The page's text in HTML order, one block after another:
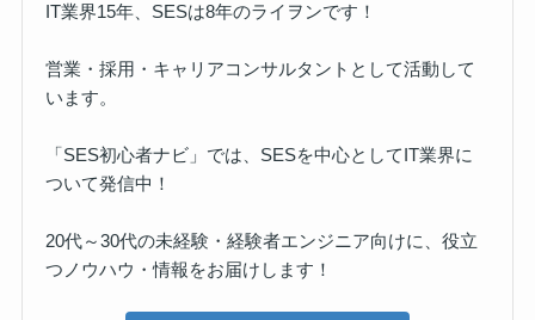
IT業界15年、SESは8年のライヲンです！
営業・採用・キャリアコンサルタントとして活動して
います。
「SES初心者ナビ」では、SESを中心としてIT業界に
ついて発信中！
20代～30代の未経験・経験者エンジニア向けに、役立
つノウハウ・情報をお届けします！